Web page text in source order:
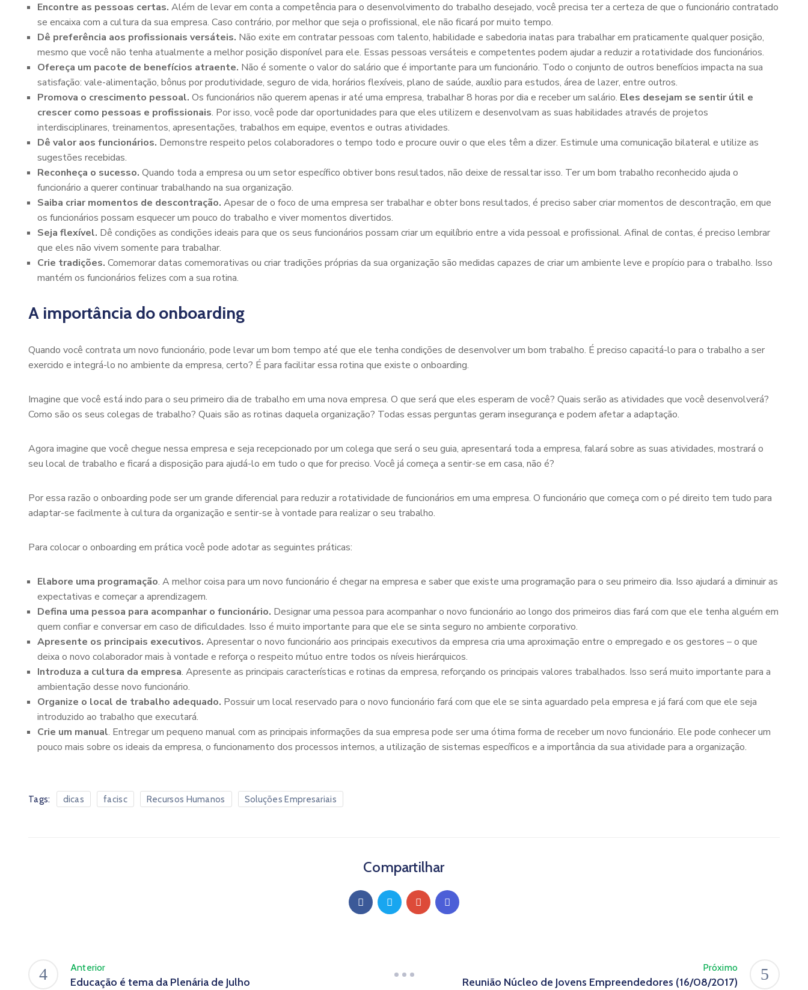
Encontre as pessoas certas. Além de levar em conta a competência para o desenvolvimento do trabalho desejado, você precisa ter a certeza de que o funcionário contratado
se encaixa com a cultura da sua empresa. Caso contrário, por melhor que seja o profissional, ele não ficará por muito tempo.
Dê preferência aos profissionais versáteis. Não exite em contratar pessoas com talento, habilidade e sabedoria inatas para trabalhar em praticamente qualquer posição,
mesmo que você não tenha atualmente a melhor posição disponível para ele. Essas pessoas versáteis e competentes podem ajudar a reduzir a rotatividade dos funcionários.
Ofereça um pacote de benefícios atraente. Não é somente o valor do salário que é importante para um funcionário. Todo o conjunto de outros benefícios impacta na sua
satisfação: vale-alimentação, bônus por produtividade, seguro de vida, horários flexíveis, plano de saúde, auxílio para estudos, área de lazer, entre outros.
Promova o crescimento pessoal. Os funcionários não querem apenas ir até uma empresa, trabalhar 8 horas por dia e receber um salário. Eles desejam se sentir útil e
crescer como pessoas e profissionais. Por isso, você pode dar oportunidades para que eles utilizem e desenvolvam as suas habilidades através de projetos
interdisciplinares, treinamentos, apresentações, trabalhos em equipe, eventos e outras atividades.
Dê valor aos funcionários. Demonstre respeito pelos colaboradores o tempo todo e procure ouvir o que eles têm a dizer. Estimule uma comunicação bilateral e utilize as
sugestões recebidas.
Reconheça o sucesso. Quando toda a empresa ou um setor específico obtiver bons resultados, não deixe de ressaltar isso. Ter um bom trabalho reconhecido ajuda o
funcionário a querer continuar trabalhando na sua organização.
Saiba criar momentos de descontração. Apesar de o foco de uma empresa ser trabalhar e obter bons resultados, é preciso saber criar momentos de descontração, em que
os funcionários possam esquecer um pouco do trabalho e viver momentos divertidos.
Seja flexível. Dê condições as condições ideais para que os seus funcionários possam criar um equilíbrio entre a vida pessoal e profissional. Afinal de contas, é preciso lembrar
que eles não vivem somente para trabalhar.
Crie tradições. Comemorar datas comemorativas ou criar tradições próprias da sua organização são medidas capazes de criar um ambiente leve e propício para o trabalho. Isso
mantém os funcionários felizes com a sua rotina.
A importância do onboarding
Quando você contrata um novo funcionário, pode levar um bom tempo até que ele tenha condições de desenvolver um bom trabalho. É preciso capacitá-lo para o trabalho a ser
exercido e integrá-lo no ambiente da empresa, certo? É para facilitar essa rotina que existe o onboarding.
Imagine que você está indo para o seu primeiro dia de trabalho em uma nova empresa. O que será que eles esperam de você? Quais serão as atividades que você desenvolverá?
Como são os seus colegas de trabalho? Quais são as rotinas daquela organização? Todas essas perguntas geram insegurança e podem afetar a adaptação.
Agora imagine que você chegue nessa empresa e seja recepcionado por um colega que será o seu guia, apresentará toda a empresa, falará sobre as suas atividades, mostrará o
seu local de trabalho e ficará a disposição para ajudá-lo em tudo o que for preciso. Você já começa a sentir-se em casa, não é?
Por essa razão o onboarding pode ser um grande diferencial para reduzir a rotatividade de funcionários em uma empresa. O funcionário que começa com o pé direito tem tudo para
adaptar-se facilmente à cultura da organização e sentir-se à vontade para realizar o seu trabalho.
Para colocar o onboarding em prática você pode adotar as seguintes práticas:
Elabore uma programação. A melhor coisa para um novo funcionário é chegar na empresa e saber que existe uma programação para o seu primeiro dia. Isso ajudará a diminuir as
expectativas e começar a aprendizagem.
Defina uma pessoa para acompanhar o funcionário. Designar uma pessoa para acompanhar o novo funcionário ao longo dos primeiros dias fará com que ele tenha alguém em
quem confiar e conversar em caso de dificuldades. Isso é muito importante para que ele se sinta seguro no ambiente corporativo.
Apresente os principais executivos. Apresentar o novo funcionário aos principais executivos da empresa cria uma aproximação entre o empregado e os gestores – o que
deixa o novo colaborador mais à vontade e reforça o respeito mútuo entre todos os níveis hierárquicos.
Introduza a cultura da empresa. Apresente as principais características e rotinas da empresa, reforçando os principais valores trabalhados. Isso será muito importante para a
ambientação desse novo funcionário.
Organize o local de trabalho adequado. Possuir um local reservado para o novo funcionário fará com que ele se sinta aguardado pela empresa e já fará com que ele seja
introduzido ao trabalho que executará.
Crie um manual. Entregar um pequeno manual com as principais informações da sua empresa pode ser uma ótima forma de receber um novo funcionário. Ele pode conhecer um
pouco mais sobre os ideais da empresa, o funcionamento dos processos internos, a utilização de sistemas específicos e a importância da sua atividade para a organização.
Tags: dicas facisc Recursos Humanos Soluções Empresariais
Compartilhar
Anterior
Educação é tema da Plenária de Julho
Próximo
Reunião Núcleo de Jovens Empreendedores (16/08/2017)